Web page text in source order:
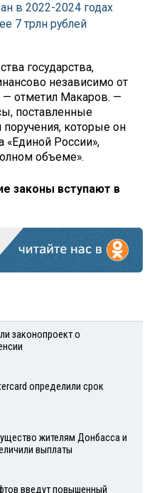
в 2022-2024 годах
7 трлн рублей
государства,
независимо от
отметил Макаров. —
поставленные
которые он
«Единой России»,
объеме».
законы вступают в
законопроект о
определили срок
жителям Донбасса и
выплаты
введут повышенный